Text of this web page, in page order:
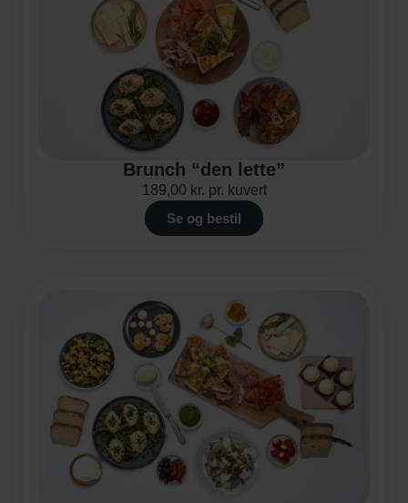
Brunch “den lette”
189,00 kr. pr. kuvert
Se og bestil